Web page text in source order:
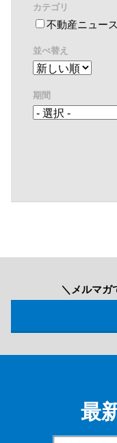
カテゴリ
不動産ニュース
並べ替え
期間
＼メルマガ
最